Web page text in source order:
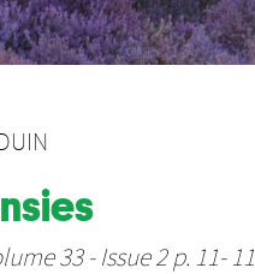
33 - Issue 2 p. 11- 11